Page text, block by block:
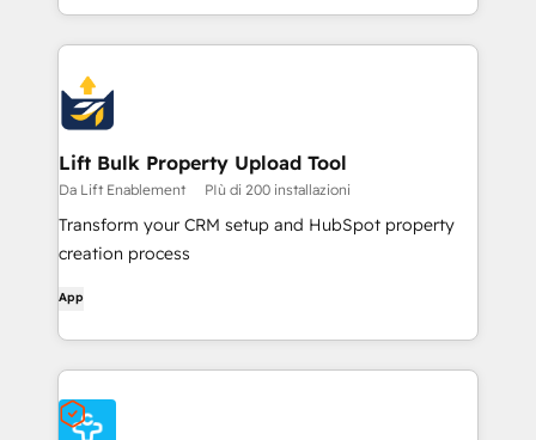
Lift Bulk Property Upload Tool
Da Lift Enablement PIù di 200 installazioni
Transform your CRM setup and HubSpot property
creation process
App